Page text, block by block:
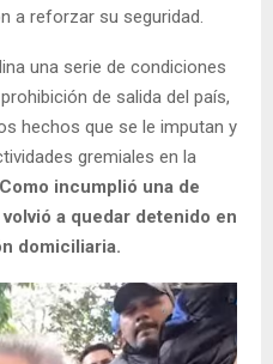
a reforzar su seguridad.
una serie de condiciones
de salida del país,
hechos que se le imputan y
gremiales en la
Como incumplió una de
a quedar detenido en
domiciliaria.